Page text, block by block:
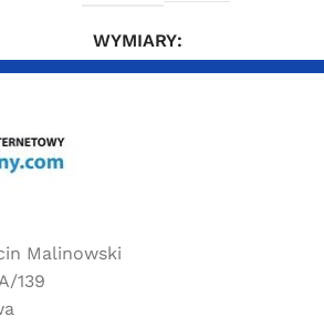
WYMIARY
Malinowski
139